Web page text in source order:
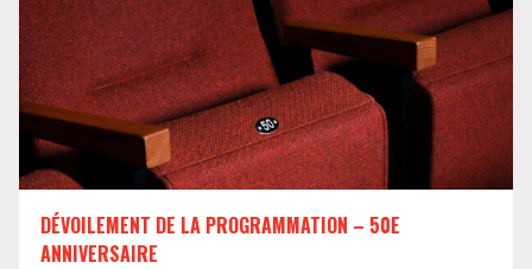
DÉVOILEMENT DE LA PROGRAMMATION – 50E
ANNIVERSAIRE